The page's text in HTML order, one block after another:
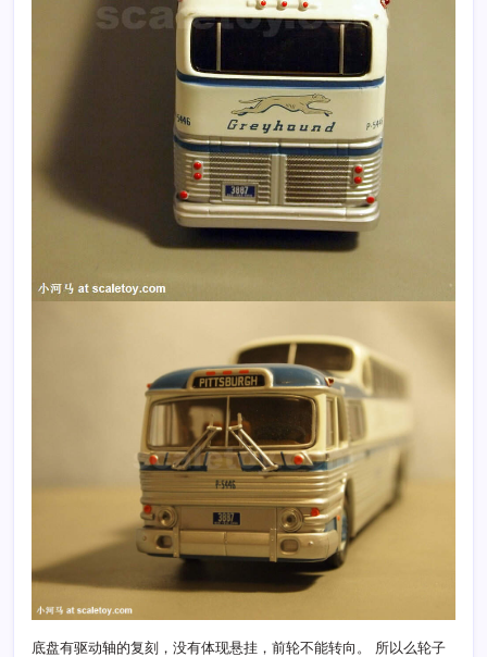
底盘有驱动轴的复刻，没有体现悬挂，前轮不能转向。 所以么轮子